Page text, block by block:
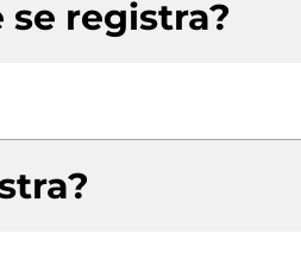
registra?